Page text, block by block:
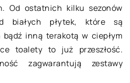
Od ostatnich kilku sezonów
białych płytek, które są
bądź inną terakotą w ciepłym
toalety to już przeszłość.
zagwarantują zestawy